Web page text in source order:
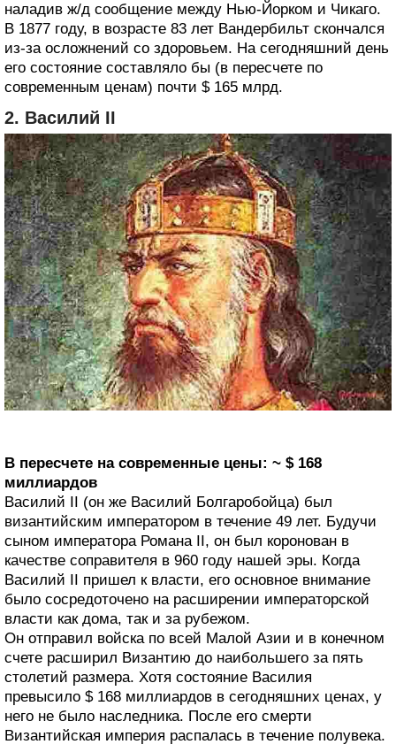
наладив ж/д сообщение между Нью-Йорком и Чикаго.
В 1877 году, в возрасте 83 лет Вандербильт скончался
из-за осложнений со здоровьем. На сегодняшний день
его состояние составляло бы (в пересчете по
современным ценам) почти $ 165 млрд.
2. Василий II
В пересчете на современные цены: ~ $ 168
миллиардов
Василий II (он же Василий Болгаробойца) был
византийским императором в течение 49 лет. Будучи
сыном императора Романа II, он был коронован в
качестве соправителя в 960 году нашей эры. Когда
Василий II пришел к власти, его основное внимание
было сосредоточено на расширении императорской
власти как дома, так и за рубежом.
Он отправил войска по всей Малой Азии и в конечном
счете расширил Византию до наибольшего за пять
столетий размера. Хотя состояние Василия
превысило $ 168 миллиардов в сегодняшних ценах, у
него не было наследника. После его смерти
Византийская империя распалась в течение полувека.